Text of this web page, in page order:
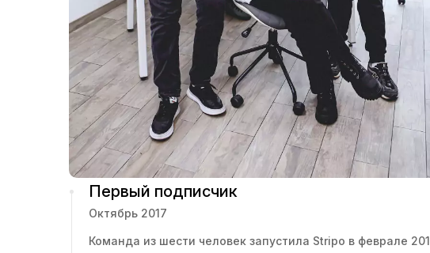
Первый подписчик
Октябрь 2017
Команда из шести человек запустила Stripo в феврале